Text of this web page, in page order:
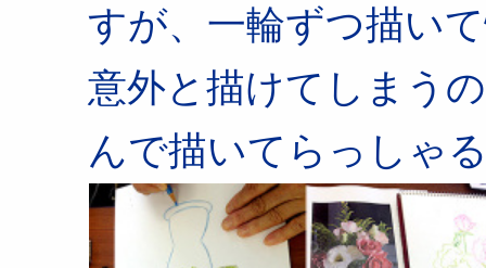
すが、一輪ずつ描い
意外と描けてしまう
んで描いてらっしゃ